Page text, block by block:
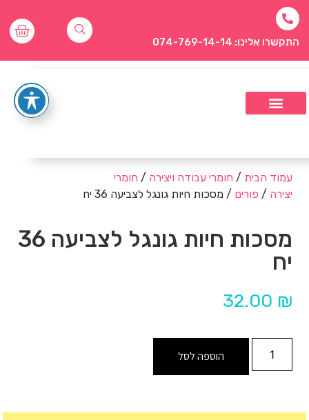
התקשרו אלינו: 074-769-14-14
עמוד הבית / חומרי עבודה ויצירה / חומרי
יצירה / פורים / מסכות חיות גונגל לצביעה 36 יח
מסכות חיות גונגל לצביעה 36
יח
32.00 ₪
הוספה לסל